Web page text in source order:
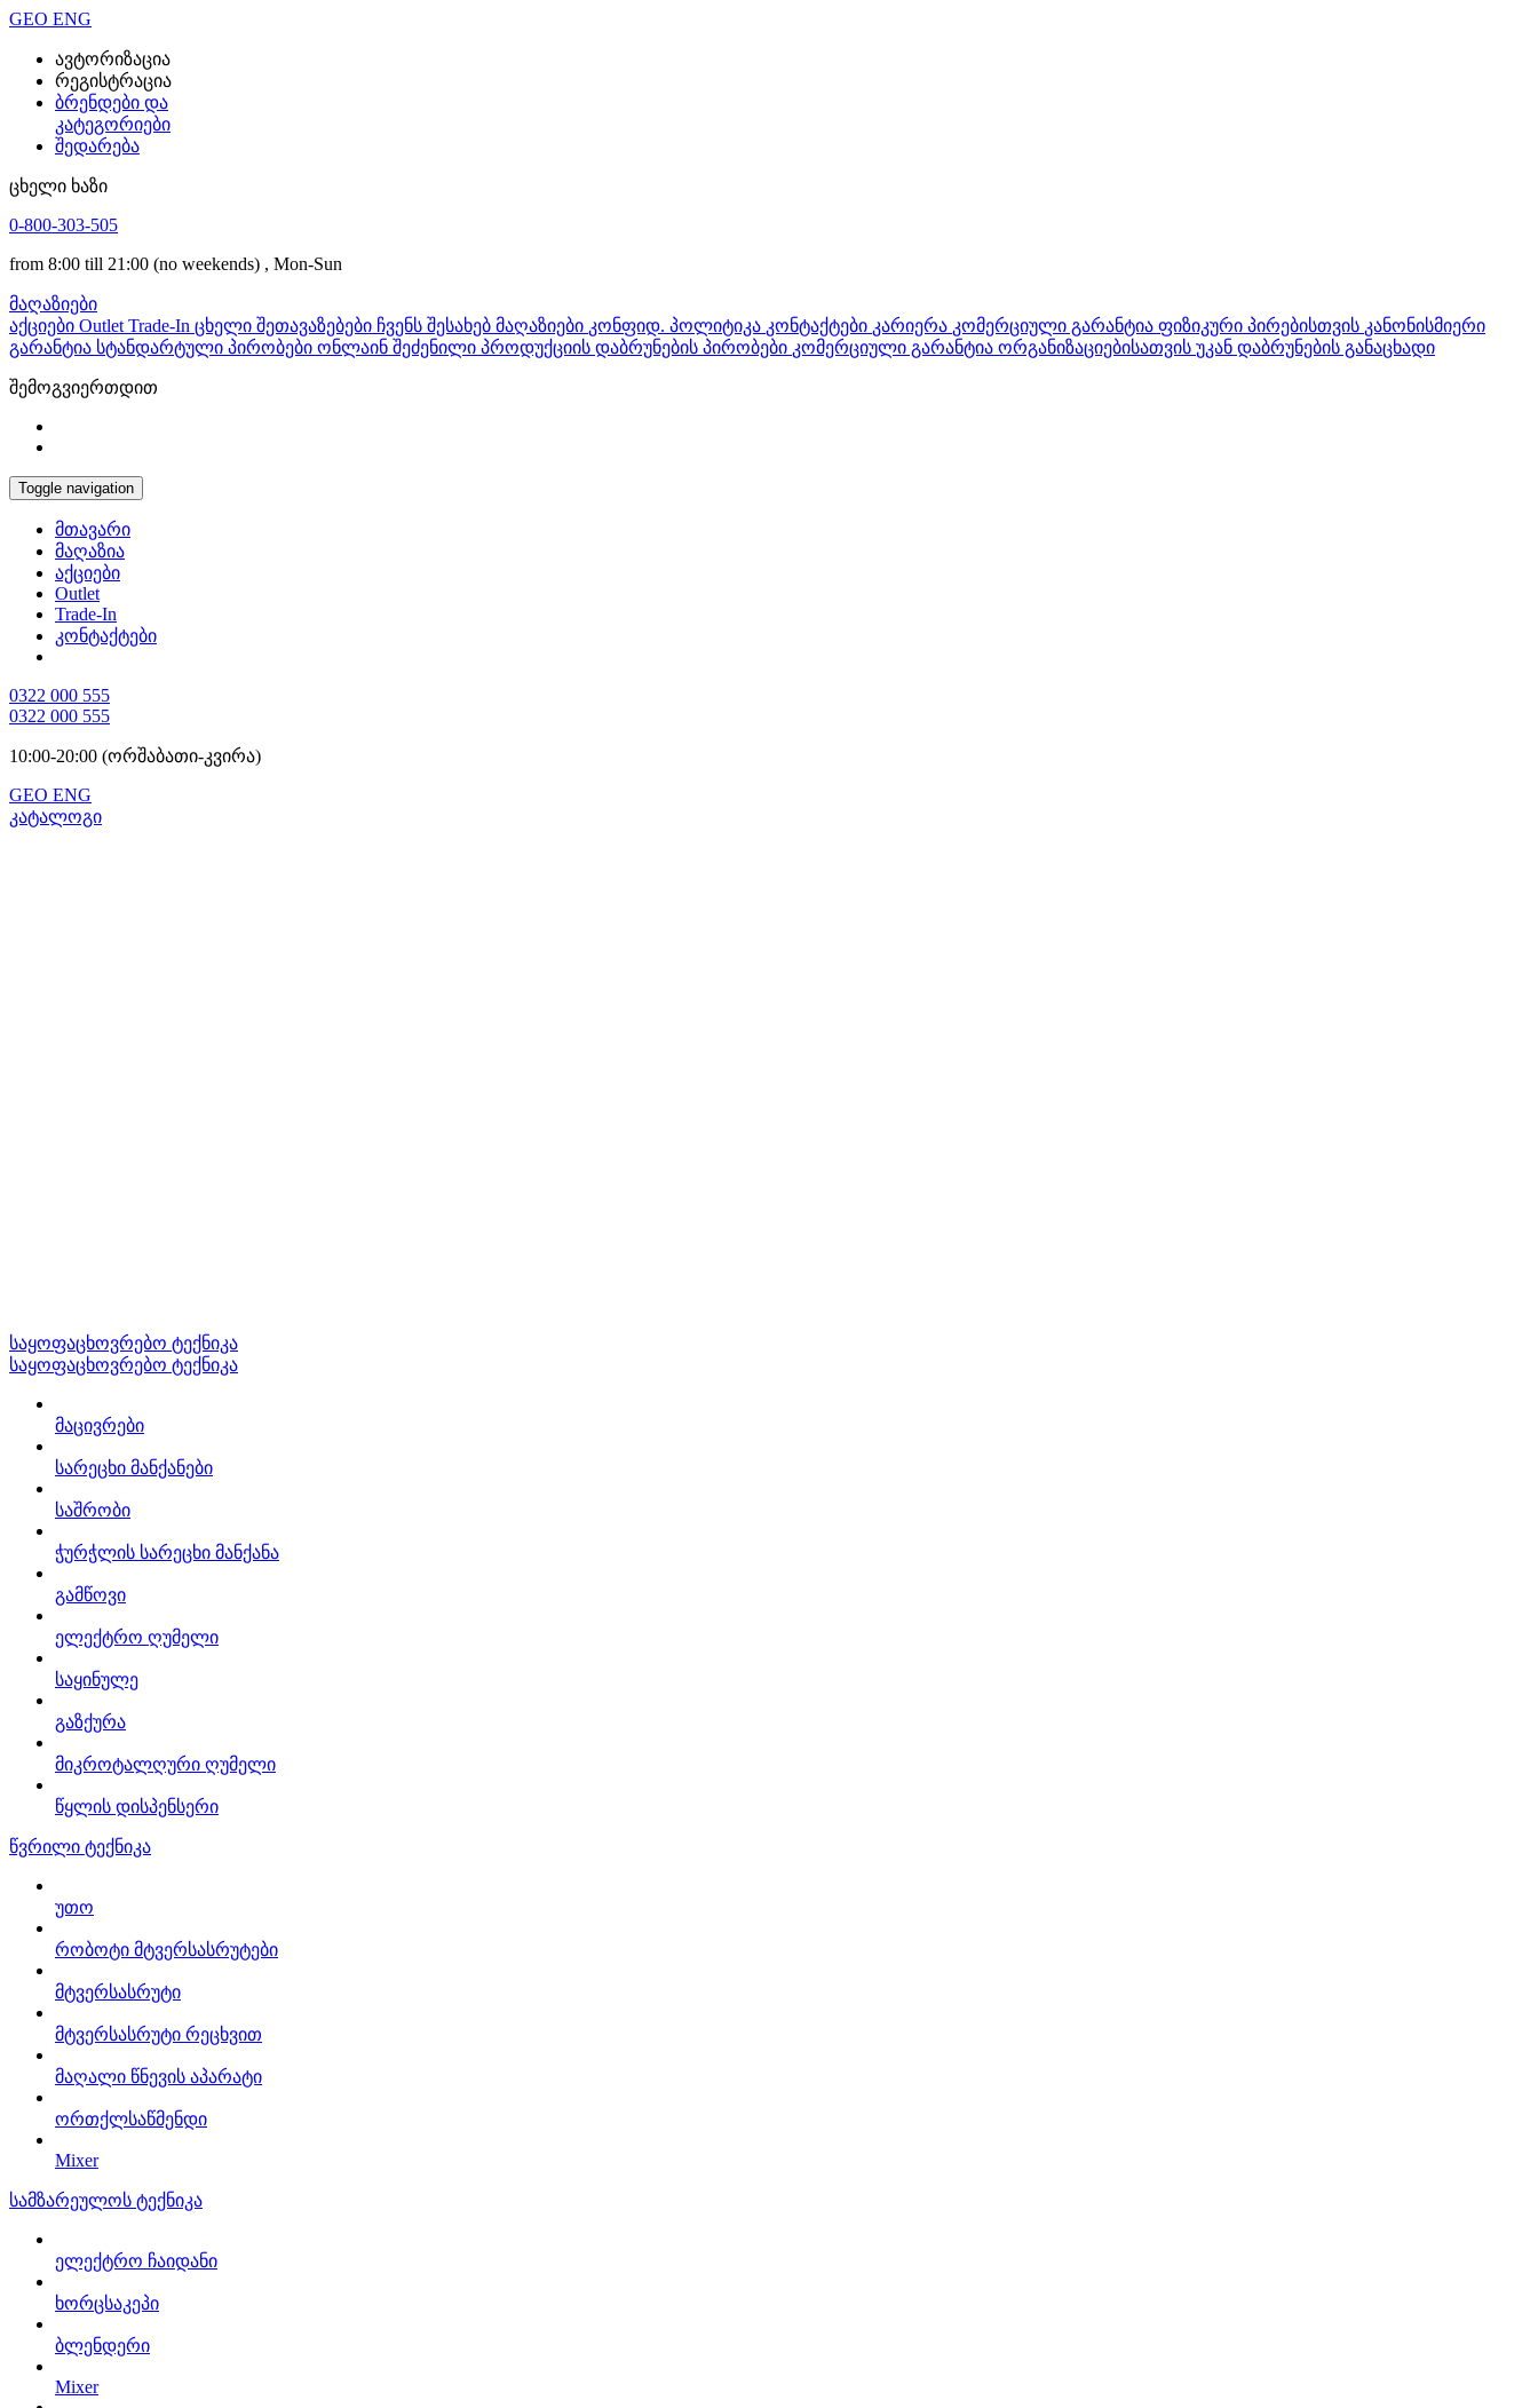
GEO ENG
ავტორიზაცია
რეგისტრაცია
ბრენდები და
კატეგორიები
შედარება
ცხელი ხაზი
0-800-303-505
from 8:00 till 21:00 (no weekends) , Mon-Sun
მაღაზიები
აქციები Outlet Trade-In ცხელი შეთავაზებები ჩვენს შესახებ მაღაზიები კონფიდ. პოლიტიკა კონტაქტები კარიერა კომერციული გარანტია ფიზიკური პირებისთვის კანონისმიერი
გარანტია სტანდარტული პირობები ონლაინ შეძენილი პროდუქციის დაბრუნების პირობები კომერციული გარანტია ორგანიზაციებისათვის უკან დაბრუნების განაცხადი
შემოგვიერთდით
Toggle navigation
მთავარი
მაღაზია
აქციები
Outlet
Trade-In
კონტაქტები
0322 000 555
0322 000 555
10:00-20:00 (ორშაბათი-კვირა)
GEO ENG
კატალოგი
საყოფაცხოვრებო ტექნიკა
საყოფაცხოვრებო ტექნიკა
მაცივრები
სარეცხი მანქანები
საშრობი
ჭურჭლის სარეცხი მანქანა
გამწოვი
ელექტრო ღუმელი
საყინულე
გაზქურა
მიკროტალღური ღუმელი
წყლის დისპენსერი
წვრილი ტექნიკა
უთო
რობოტი მტვერსასრუტები
მტვერსასრუტი
მტვერსასრუტი რეცხვით
მაღალი წნევის აპარატი
ორთქლსაწმენდი
Mixer
სამზარეულოს ტექნიკა
ელექტრო ჩაიდანი
ხორცსაკეპი
ბლენდერი
Mixer